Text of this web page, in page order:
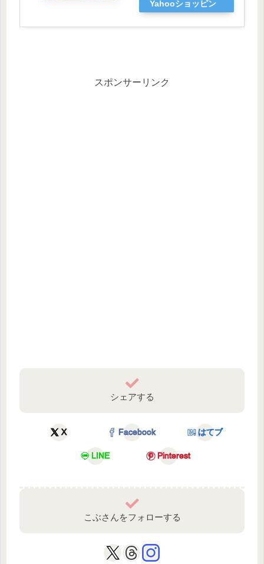
Yahooショッピン
スポンサーリンク
シェアする
X Facebook はてブ
LINE Pinterest
こぶさんをフォローする